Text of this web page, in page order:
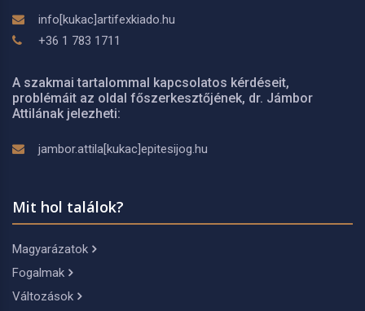
info[kukac]artifexkiado.hu
+36 1 783 1711
A szakmai tartalommal kapcsolatos kérdéseit,
problémáit az oldal főszerkesztőjének, dr. Jámbor
Attilának jelezheti:
jambor.attila[kukac]epitesijog.hu
Mit hol találok?
Magyarázatok
Fogalmak
Változások